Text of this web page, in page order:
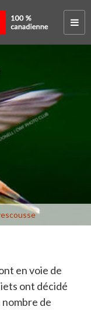
en voie de
ont décidé
de